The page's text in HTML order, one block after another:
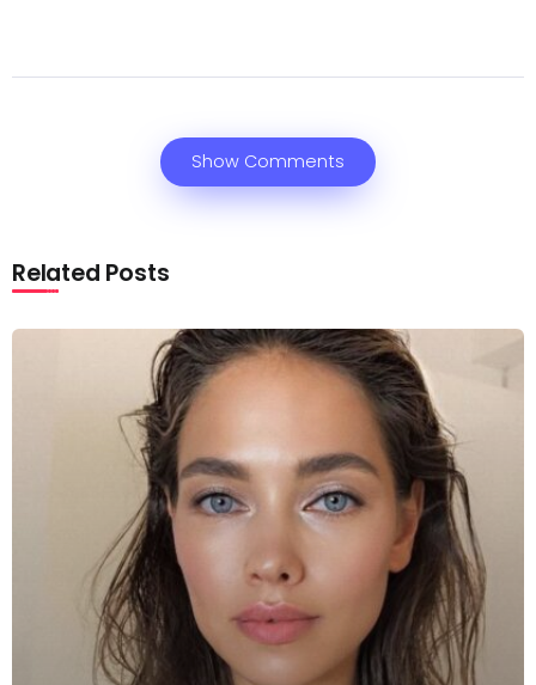
Show Comments
Related Posts